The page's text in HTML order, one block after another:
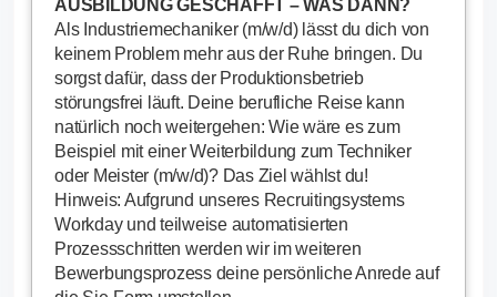
AUSBILDUNG GESCHAFFT – WAS DANN?
Als Industriemechaniker (m/w/d) lässt du dich von
keinem Problem mehr aus der Ruhe bringen. Du
sorgst dafür, dass der Produktionsbetrieb
störungsfrei läuft. Deine berufliche Reise kann
natürlich noch weitergehen: Wie wäre es zum
Beispiel mit einer Weiterbildung zum Techniker
oder Meister (m/w/d)? Das Ziel wählst du!
Hinweis: Aufgrund unseres Recruitingsystems
Workday und teilweise automatisierten
Prozessschritten werden wir im weiteren
Bewerbungsprozess deine persönliche Anrede auf